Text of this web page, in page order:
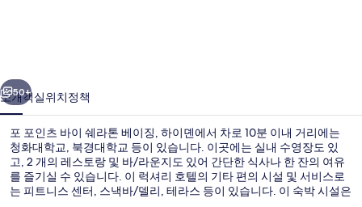
라
톤
베
이
징,
50+
소개객실위치정책
포 포인츠 바이 쉐라톤 베이징, 하이뎬에서 차로 10분 이내 거리에는
청화대학교, 북경대학교 등이 있습니다. 이곳에는 실내 수영장도 있
고, 2 개의 레스토랑 및 바/라운지도 있어 간단한 식사나 한 잔의 여유
를 즐기실 수 있습니다. 이 럭셔리 호텔의 기타 편의 시설 및 서비스로
는 피트니스 센터, 스낵바/델리, 테라스 등이 있습니다. 이 숙박 시설은